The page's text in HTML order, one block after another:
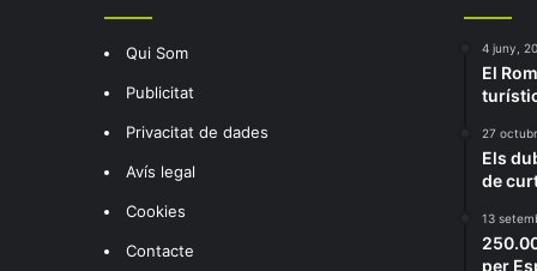
Qui Som
Publicitat
Privacitat de dades
Avís legal
Cookies
Contacte
4 juny,
El
27
Els
de
13
per